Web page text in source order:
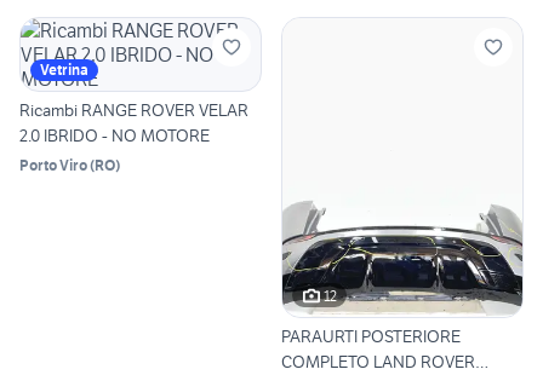
Vetrina
Ricambi RANGE ROVER VELAR
2.0 IBRIDO - NO MOTORE
Porto Viro(RO)
12
PARAURTI POSTERIORE
COMPLETO LAND ROVER